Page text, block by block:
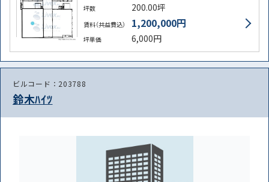
坪数 200.00坪
賃料（共益費込） 1,200,000円
坪単価 6,000円
ビルコード：203788
鈴木ﾊｲﾂ